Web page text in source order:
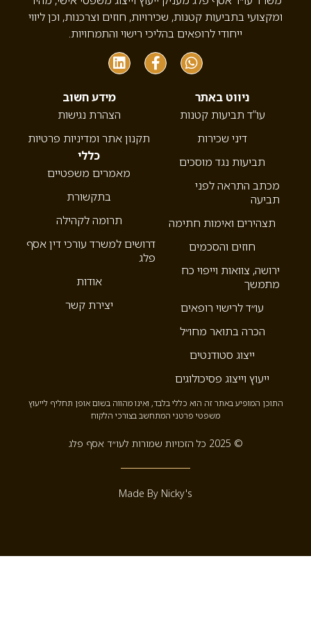
ומקצועי בתביעות קטנות, שכירויות, חוזים וצרכנות, וכן ליווי
ייחודי לרופאים בהליכי רישוי והתמחויות.
ניווט באתר
עו”ד תביעות קטנות
דיני שכירות
תביעות נגד מוסכים
מכתב התראה לפני
תביעה
תצהירים ואימות חתימה
חוזים והסכמים
ירושה, צוואות וייפוי כח
מתמשך
עו״ד לרישוי רופאים
הכרה בתואר מחו״ל
ייצוג סטודנטים
ייעוץ וייצוג פסיכולוגים
מידע חשוב
הצהרת נגישות
תקנון אתר ומדיניות פרטיות
כללי
מאמרים משפטיים
בתקשורת
תרומה לקהילה
דרושים למשרד עורכי דין אסף
אודות
יצירת קשר
התוכן המופיע באתר זה הוא כללי בלבד, ואינו מהווה בשום אופן תחליף לייעוץ
משפטי פרטני המתחשב בצורכי הלקוח
Made By Nicky's